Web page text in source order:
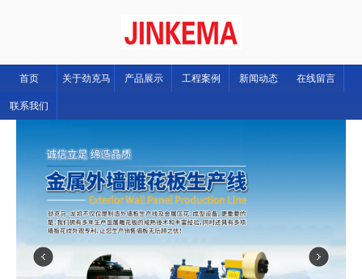
首页 关于劲克马 产品展示 工程案例 新闻动态 在线留言
联系我们